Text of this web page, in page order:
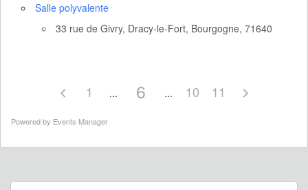
Salle polyvalente
33 rue de Givry, Dracy-le-Fort, Bourgogne, 71640
1 6 10 11
Powered by Events Manager